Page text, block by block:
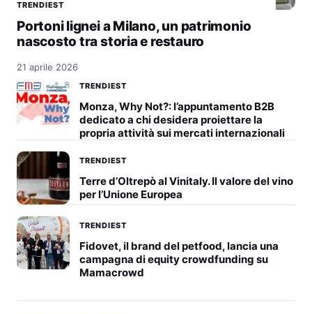
TRENDIEST
Portoni lignei a Milano, un patrimonio
nascosto tra storia e restauro
21 aprile 2026
TRENDIEST
Monza, Why Not?: l’appuntamento B2B
dedicato a chi desidera proiettare la
propria attività sui mercati internazionali
TRENDIEST
Terre d’Oltrepò al Vinitaly. Il valore del vino
per l’Unione Europea
TRENDIEST
Fidovet, il brand del petfood, lancia una
campagna di equity crowdfunding su
Mamacrowd